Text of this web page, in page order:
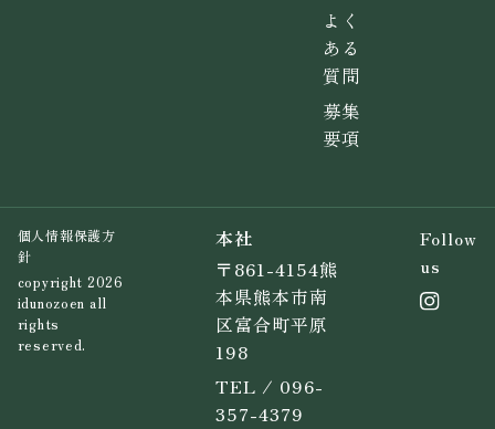
よく
ある
質問
募集
要項
個人情報保護方
針
copyright 2026
idunozoen all
rights
reserved.
本社
〒861-4154熊
本県熊本市南
区富合町平原
198
TEL / 096-
357-4379
Follow
us